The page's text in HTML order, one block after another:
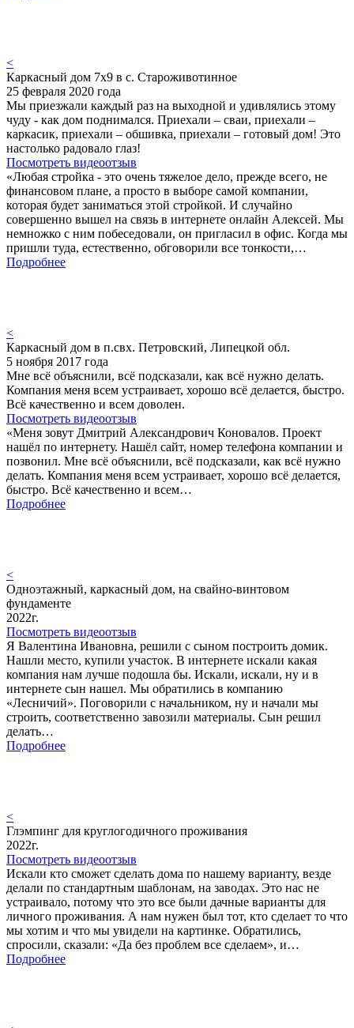
<
Каркасный дом 7х9 в с. Староживотинное
25 февраля 2020 года
Мы приезжали каждый раз на выходной и удивлялись этому
чуду - как дом поднимался. Приехали – сваи, приехали –
каркасик, приехали – обшивка, приехали – готовый дом! Это
настолько радовало глаз!
Посмотреть видеоотзыв
«Любая стройка - это очень тяжелое дело, прежде всего, не
финансовом плане, а просто в выборе самой компании,
которая будет заниматься этой стройкой. И случайно
совершенно вышел на связь в интернете онлайн Алексей. Мы
немножко с ним побеседовали, он пригласил в офис. Когда мы
пришли туда, естественно, обговорили все тонкости,…
Подробнее
<
Каркасный дом в п.свх. Петровский, Липецкой обл.
5 ноября 2017 года
Мне всё объяснили, всё подсказали, как всё нужно делать.
Компания меня всем устраивает, хорошо всё делается, быстро.
Всё качественно и всем доволен.
Посмотреть видеоотзыв
«Меня зовут Дмитрий Александрович Коновалов. Проект
нашёл по интернету. Нашёл сайт, номер телефона компании и
позвонил. Мне всё объяснили, всё подсказали, как всё нужно
делать. Компания меня всем устраивает, хорошо всё делается,
быстро. Всё качественно и всем…
Подробнее
<
Одноэтажный, каркасный дом, на свайно-винтовом
фундаменте
2022г.
Посмотреть видеоотзыв
Я Валентина Ивановна, решили с сыном построить домик.
Нашли место, купили участок. В интернете искали какая
компания нам лучше подошла бы. Искали, искали, ну и в
интернете сын нашел. Мы обратились в компанию
«Лесничий». Поговорили с начальником, ну и начали мы
строить, соответственно завозили материалы. Сын решил
делать…
Подробнее
<
Глэмпинг для круглогодичного проживания
2022г.
Посмотреть видеоотзыв
Искали кто сможет сделать дома по нашему варианту, везде
делали по стандартным шаблонам, на заводах. Это нас не
устраивало, потому что это все были дачные варианты для
личного проживания. А нам нужен был тот, кто сделает то что
мы хотим и что мы увидели на картинке. Обратились,
спросили, сказали: «Да без проблем все сделаем», и…
Подробнее